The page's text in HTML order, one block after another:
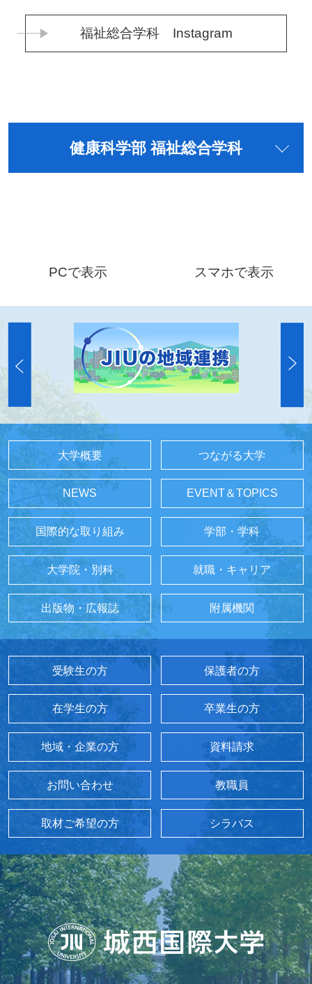
福祉総合学科 Instagram
健康科学部 福祉総合学科
PCで表示 スマホで表示
大学概要 つながる大学
NEWS EVENT＆TOPICS
国際的な取り組み 学部・学科
大学院・別科 就職・キャリア
出版物・広報誌 附属機関
受験生の方 保護者の方
在学生の方 卒業生の方
地域・企業の方 資料請求
お問い合わせ 教職員
取材ご希望の方 シラバス